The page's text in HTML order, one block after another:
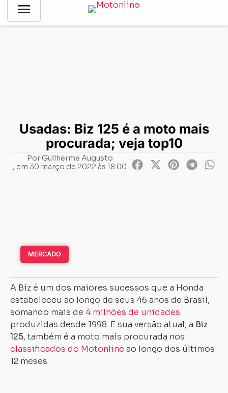
menu
Notícias
Usadas: Biz 125 é a moto mais procurada;
Usadas: Biz 125 é a moto mais
procurada; veja top10
PorGuilherme Augusto
, em 30 março de 2022 às 18:00
MERCADO
A Biz é um dos maiores sucessos que a Honda
estabeleceu ao longo de seus 46 anos de Brasil,
somando mais de 4 milhões de unidades
produzidas desde 1998. E sua versão atual, a Biz
125, também é a moto mais procurada nos
classificados do Motonline ao longo dos últimos
12 meses.